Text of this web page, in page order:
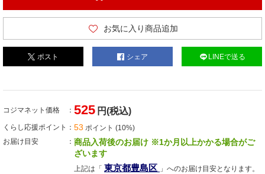
お気に入り商品追加
ポスト シェア LINEで送る
コジマネット価格 525 円(税込)
くらし応援ポイント 53 ポイント (10%)
お届け目安
商品入荷後のお届け ※1か月以上かかる場合がご
ざいます
上記は「 東京都豊島区 」へのお届け目安となります。